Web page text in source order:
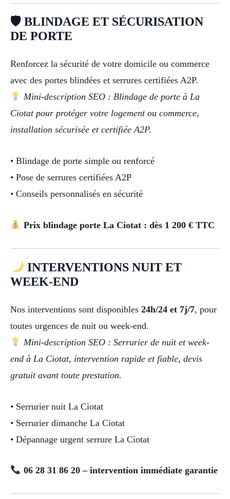
🛡 BLINDAGE ET SÉCURISATION
DE PORTE
Renforcez la sécurité de votre domicile ou commerce
avec des portes blindées et serrures certifiées A2P.
Mini-description SEO : Blindage de porte à La
Ciotat pour protéger votre logement ou commerce,
installation sécurisée et certifiée A2P.
• Blindage de porte simple ou renforcé
• Pose de serrures certifiées A2P
• Conseils personnalisés en sécurité
Prix blindage porte La Ciotat : dès 1 200 € TTC
INTERVENTIONS NUIT ET
WEEK-END
Nos interventions sont disponibles 24h/24 et 7j/7, pour
toutes urgences de nuit ou week-end.
Mini-description SEO : Serrurier de nuit et week-
end à La Ciotat, intervention rapide et fiable, devis
gratuit avant toute prestation.
• Serrurier nuit La Ciotat
• Serrurier dimanche La Ciotat
• Dépannage urgent serrure La Ciotat
06 28 31 86 20 – intervention immédiate garantie